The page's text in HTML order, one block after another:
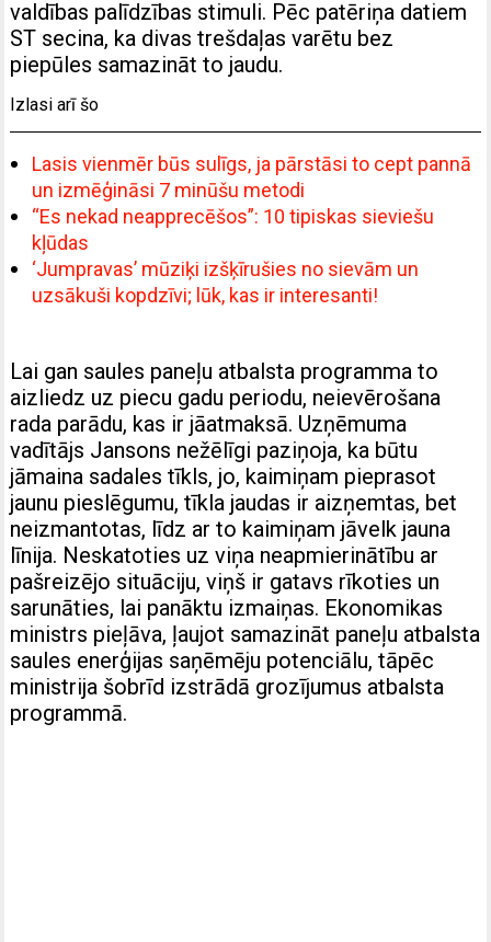
valdības palīdzības stimuli. Pēc patēriņa datiem
ST secina, ka divas trešdaļas varētu bez
piepūles samazināt to jaudu.
Izlasi arī šo
Lasis vienmēr būs sulīgs, ja pārstāsi to cept pannā
un izmēģināsi 7 minūšu metodi
“Es nekad neapprecēšos”: 10 tipiskas sieviešu
kļūdas
‘Jumpravas’ mūziķi izšķīrušies no sievām un
uzsākuši kopdzīvi; lūk, kas ir interesanti!
Lai gan saules paneļu atbalsta programma to
aizliedz uz piecu gadu periodu, neievērošana
rada parādu, kas ir jāatmaksā. Uzņēmuma
vadītājs Jansons nežēlīgi paziņoja, ka būtu
jāmaina sadales tīkls, jo, kaimiņam pieprasot
jaunu pieslēgumu, tīkla jaudas ir aizņemtas, bet
neizmantotas, līdz ar to kaimiņam jāvelk jauna
līnija. Neskatoties uz viņa neapmierinātību ar
pašreizējo situāciju, viņš ir gatavs rīkoties un
sarunāties, lai panāktu izmaiņas. Ekonomikas
ministrs pieļāva, ļaujot samazināt paneļu atbalsta
saules enerģijas saņēmēju potenciālu, tāpēc
ministrija šobrīd izstrādā grozījumus atbalsta
programmā.